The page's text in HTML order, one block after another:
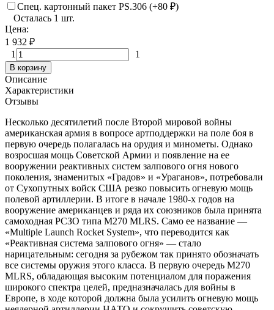
Спец. картонный пакет PS.306 (+80 ₽)
Осталась 1 шт.
Цена:
1 932 ₽
1
1
В корзину
Описание
Характеристики
Отзывы
Несколько десятилетий после Второй мировой войны
американская армия в вопросе артподдержки на поле боя в
первую очередь полагалась на орудия и минометы. Однако
возросшая мощь Советской Армии и появление на ее
вооружении реактивных систем залпового огня нового
поколения, знаменитых «Градов» и «Ураганов», потребовали
от Сухопутных войск США резко повысить огневую мощь
полевой артиллерии. В итоге в начале 1980-х годов на
вооружение американцев и ряда их союзников была принята
самоходная РСЗО типа M270 MLRS. Само ее название —
«Multiple Launch Rocket System», что переводится как
«Реактивная система залпового огня» — стало
нарицательным: сегодня за рубежом так принято обозначать
все системы оружия этого класса. В первую очередь М270
MLRS, обладающая высоким потенциалом для поражения
широкого спектра целей, предназначалась для войны в
Европе, в ходе которой должна была усилить огневую мощь